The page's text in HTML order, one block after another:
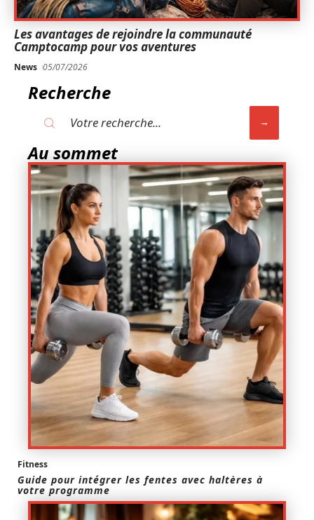
Les avantages de rejoindre la communauté
Camptocamp pour vos aventures
News 05/07/2026
Recherche
Au sommet
Fitness
Guide pour intégrer les fentes avec haltères à
votre programme